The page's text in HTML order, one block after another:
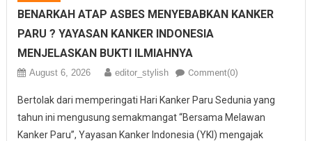
BENARKAH ATAP ASBES MENYEBABKAN KANKER
PARU ? YAYASAN KANKER INDONESIA
MENJELASKAN BUKTI ILMIAHNYA
August 6, 2026 editor_stylish Comment(0)
Bertolak dari memperingati Hari Kanker Paru Sedunia yang
tahun ini mengusung semakmangat “Bersama Melawan
Kanker Paru”, Yayasan Kanker Indonesia (YKI) mengajak